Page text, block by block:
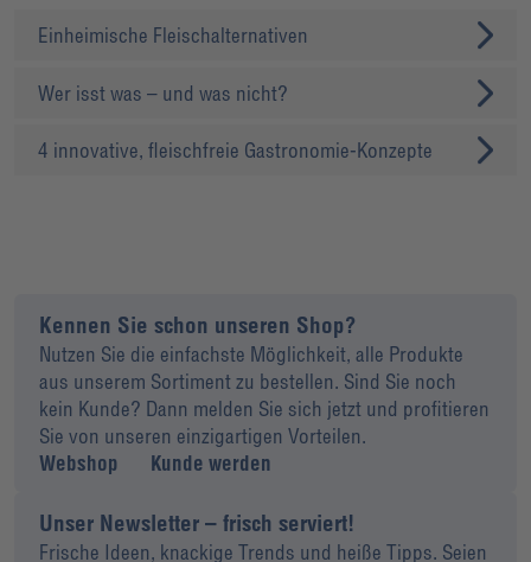
Einheimische Fleischalternativen
Wer isst was – und was nicht?
4 innovative, fleischfreie Gastronomie-Konzepte
Kennen Sie schon unseren Shop?
Nutzen Sie die einfachste Möglichkeit, alle Produkte
aus unserem Sortiment zu bestellen. Sind Sie noch
kein Kunde? Dann melden Sie sich jetzt und profitieren
Sie von unseren einzigartigen Vorteilen.
Webshop
Kunde werden
Unser Newsletter – frisch serviert!
Frische Ideen, knackige Trends und heiße Tipps. Seien